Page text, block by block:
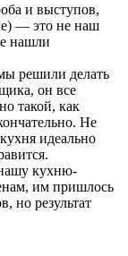
и выступов,
— это не наш
нашли
решили делать
он все
такой, как
Не
идеально
кухню-
им пришлось
но результат